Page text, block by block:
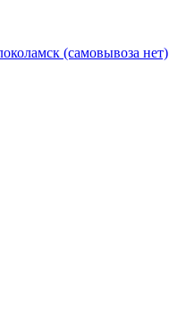
(самовывоза нет)